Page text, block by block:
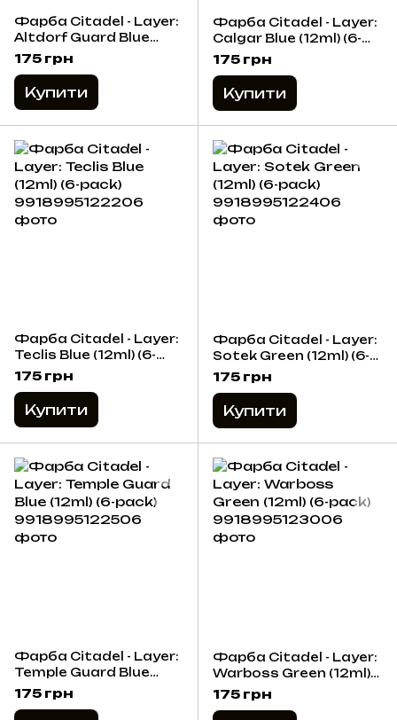
Фарба Citadel - Layer:
Altdorf Guard Blue
(12ml) (6-pack)
175 грн
Купити
Фарба Citadel - Layer:
Calgar Blue (12ml) (6-
pack)
175 грн
Купити
Фарба Citadel - Layer:
Teclis Blue (12ml) (6-
pack)
175 грн
Купити
Фарба Citadel - Layer:
Sotek Green (12ml) (6-
pack)
175 грн
Купити
Фарба Citadel - Layer:
Temple Guard Blue
(12ml) (6-pack)
175 грн
Фарба Citadel - Layer:
Warboss Green (12ml)
(6-pack)
175 грн